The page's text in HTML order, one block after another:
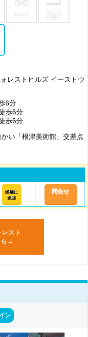
喫煙所
レストヒルズ イーストウ
6分
歩6分
歩6分
い「根津美術館」交差点
候補に
追加
問合せ
スト
ら→
ン